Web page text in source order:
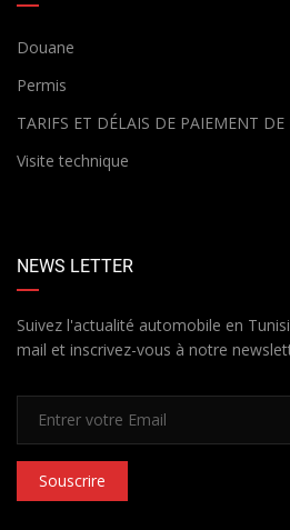
Douane
Permis
TARIFS ET DÉLAIS DE PAIEMENT
Visite technique
NEWS LETTER
Suivez l'actualité automobile en
mail et inscrivez-vous à notre
Souscrire